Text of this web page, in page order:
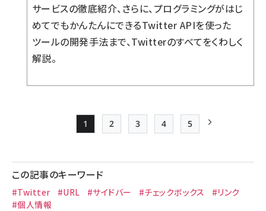
サービスの徹底紹介、さらに、プログラミングがはじ
めてでもかんたんにできるTwitter APIを使った
ツールの開発手法まで、Twitterのすべてをくわしく
解説。
送
1 2
Page
3 4
Page
5
この記事のキーワード
#Twitter #URL #サイドバー #チェックボックス
#リンク
#個人情報